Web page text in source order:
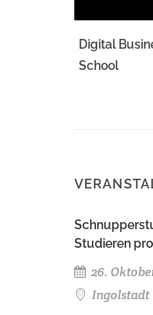
Digital
School
Studieren
26.
Ingolstadt